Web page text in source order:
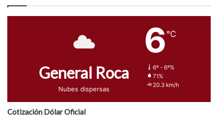
General Roca
Nubes dispersas
6 ℃
6º - 6º%
71%
20.3 km/h
Cotización Dólar Oficial